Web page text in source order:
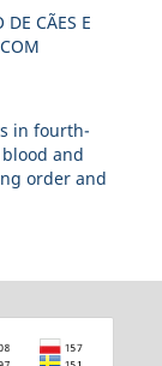
CÃES E
in fourth-
and
order and